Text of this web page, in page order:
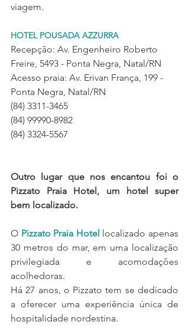
viagem.
HOTEL POUSADA AZZURRA
Recepção: Av. Engenheiro Roberto
Freire, 5493 - Ponta Negra, Natal/RN
Acesso praia: Av. Erivan França, 199 -
Ponta Negra, Natal/RN
(84) 3311-3465
(84) 99990-8982
(84) 3324-5567
Outro lugar que nos encantou foi o
Pizzato Praia Hotel, um hotel super
bem localizado.
O Pizzato Praia Hotel localizado apenas
30 metros do mar, em uma localização
privilegiada e acomodações
acolhedoras.
Há 27 anos, o Pizzato tem se dedicado
a oferecer uma experiência única de
hospitalidade nordestina.